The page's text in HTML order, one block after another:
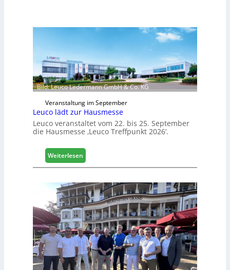
Bild: Leuco Ledermann GmbH & Co. KG
Veranstaltung im September
Leuco lädt zur Hausmesse
Leuco veranstaltet vom 22. bis 25. September
die Hausmesse ‚Leuco Treffpunkt 2026‘.
Weiterlesen
L
u
c
o
l
ä
d
t
z
u